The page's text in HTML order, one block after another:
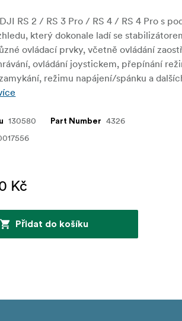
RS 2 / RS 3 Pro / RS 4 / RS 4 Pro s
který dokonale ladí se
ovládací prvky, včetně ovládání
ovládání joystickem, přepínání
režimu napájení/spánku a
130580 Part Number 4326
Kč
Přidat do košíku